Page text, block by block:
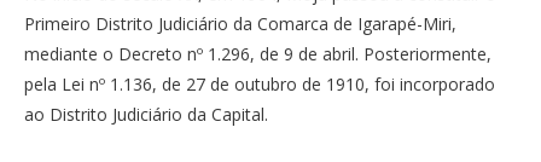
Primeiro Distrito Judiciário da Comarca de Igarapé-Miri,
mediante o Decreto nº 1.296, de 9 de abril. Posteriormente,
pela Lei nº 1.136, de 27 de outubro de 1910, foi incorporado
ao Distrito Judiciário da Capital.